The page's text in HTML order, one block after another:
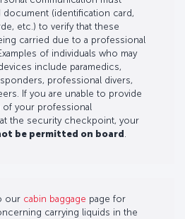
document (identification card,
etc.) to verify that these
carried due to a professional
of individuals who may
include paramedics,
professional divers,
If you are unable to provide
of your professional
the security checkpoint, your
be permitted on board
our cabin baggage page for
carrying liquids in the